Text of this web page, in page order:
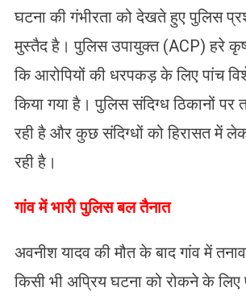
​घटना की गंभीरता को देखते हुए पुलिस
मुस्तैद है। पुलिस उपायुक्त (ACP) हरे
कि आरोपियों की धरपकड़ के लिए पांच
किया गया है। पुलिस संदिग्ध ठिकानों पर
रही है और कुछ संदिग्धों को हिरासत में
रही है।
गांव में भारी पुलिस बल तैनात
अवनीश यादव की मौत के बाद गांव में
किसी भी अप्रिय घटना को रोकने के लिए